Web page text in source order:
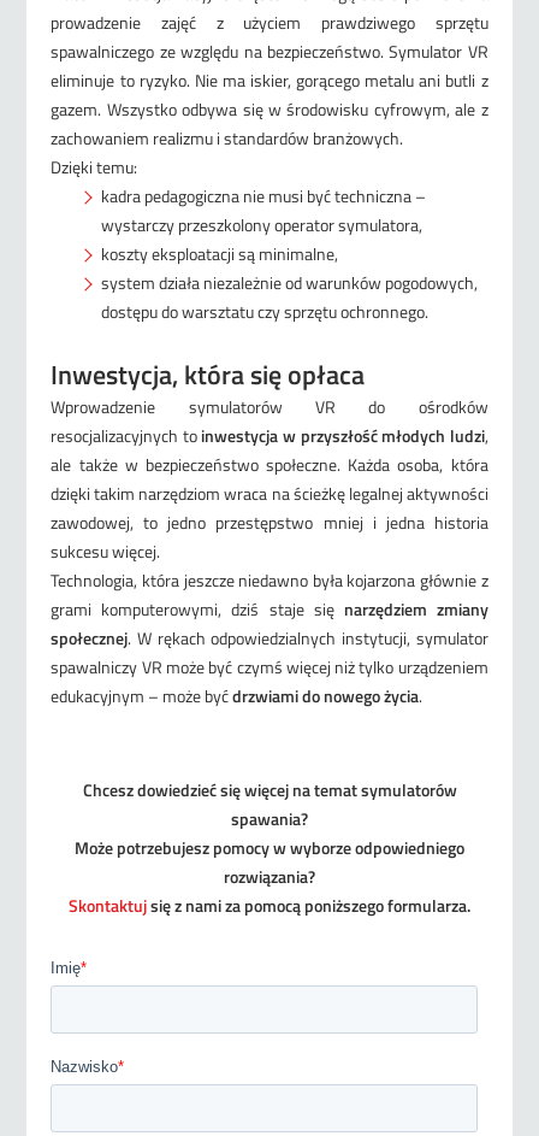
prowadzenie zajęć z użyciem prawdziwego sprzętu
spawalniczego ze względu na bezpieczeństwo. Symulator VR
eliminuje to ryzyko. Nie ma iskier, gorącego metalu ani butli z
gazem. Wszystko odbywa się w środowisku cyfrowym, ale z
zachowaniem realizmu i standardów branżowych.
Dzięki temu:
kadra pedagogiczna nie musi być techniczna –
wystarczy przeszkolony operator symulatora,
koszty eksploatacji są minimalne,
system działa niezależnie od warunków pogodowych,
dostępu do warsztatu czy sprzętu ochronnego.
Inwestycja, która się opłaca
Wprowadzenie symulatorów VR do ośrodków
resocjalizacyjnych to inwestycja w przyszłość młodych ludzi,
ale także w bezpieczeństwo społeczne. Każda osoba, która
dzięki takim narzędziom wraca na ścieżkę legalnej aktywności
zawodowej, to jedno przestępstwo mniej i jedna historia
sukcesu więcej.
Technologia, która jeszcze niedawno była kojarzona głównie z
grami komputerowymi, dziś staje się narzędziem zmiany
społecznej. W rękach odpowiedzialnych instytucji, symulator
spawalniczy VR może być czymś więcej niż tylko urządzeniem
edukacyjnym – może byćdrzwiami do nowego życia.
Chcesz dowiedzieć się więcej na temat symulatorów
spawania?
Może potrzebujesz pomocy w wyborze odpowiedniego
rozwiązania?
Skontaktujsię z nami za pomocą poniższego formularza.